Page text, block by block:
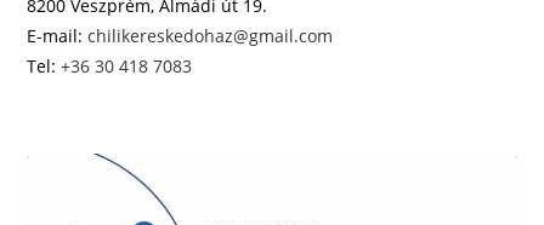
8200 Veszprém, Almádi út 19.
E-mail:chilikereskedohaz@gmail.com
Tel:+36 30 418 7083